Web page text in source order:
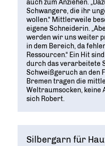
auch zum Anziehen.
Schwangere, die ihr
wollen.“ Mittlerweile
eigene Schneiderin.
werden wir uns weiter
in dem Bereich, da
Ressourcen.“ Ein Hit
durch das verarbeitete
Schweißgeruch an den
Bremen tragen die
Weltraumsocken, keine
sich Robert.
Silbergarn für